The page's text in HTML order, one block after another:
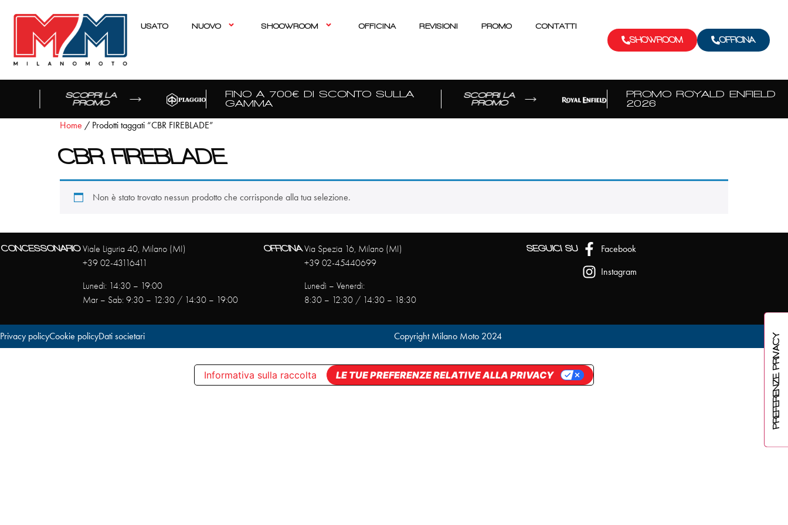
USATO NUOVO SHOOWROOM OFFICINA REVISIONI PROMO CONTATTI
SHOWROOM OFFICINA
SCOPRI LA
PROMO
FINO A 700€ DI SCONTO SULLA
GAMMA
SCOPRI LA
PROMO
PROMO ROYALD ENFIELD
2026
Home / Prodotti taggati “CBR FIREBLADE”
CBR FIREBLADE
Non è stato trovato nessun prodotto che corrisponde alla tua selezione.
CONCESSONARIOViale Liguria 40, Milano (MI)
+39 02-43116411
Lunedì: 14:30 – 19:00
Mar – Sab: 9:30 – 12:30 / 14:30 – 19:00
OFFICINAVia Spezia 16, Milano (MI)
+39 02-45440699
Lunedì – Venerdì:
8:30 – 12:30 / 14:30 – 18:30
SEGUICI SU Facebook
Instagram
Privacy policyCookie policyDati societari Copyright Milano Moto 2024
Informativa sulla raccolta LE TUE PREFERENZE RELATIVE ALLA PRIVACY